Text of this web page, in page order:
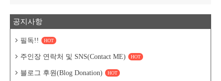
공지사항
필독!! HOT
주인장 연락처 및 SNS(Contact ME) HOT
블로그 후원(Blog Donation) HOT